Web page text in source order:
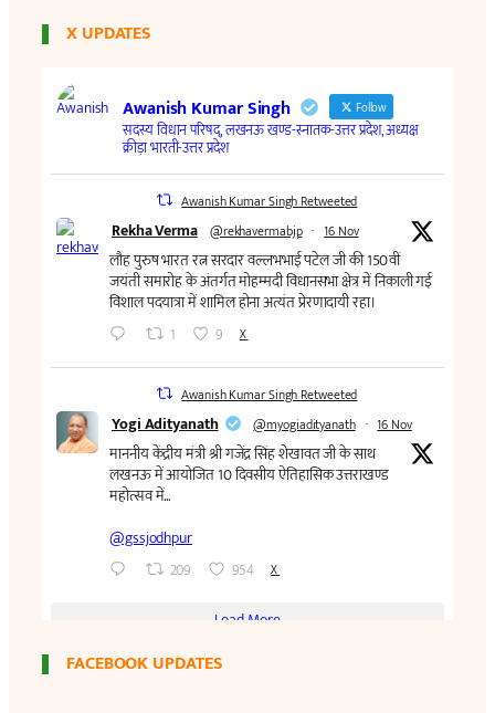
X UPDATES
FACEBOOK UPDATES